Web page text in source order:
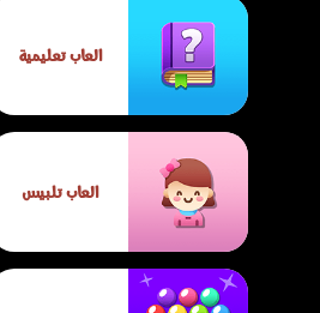
العاب تعليمية
العاب تلبيس